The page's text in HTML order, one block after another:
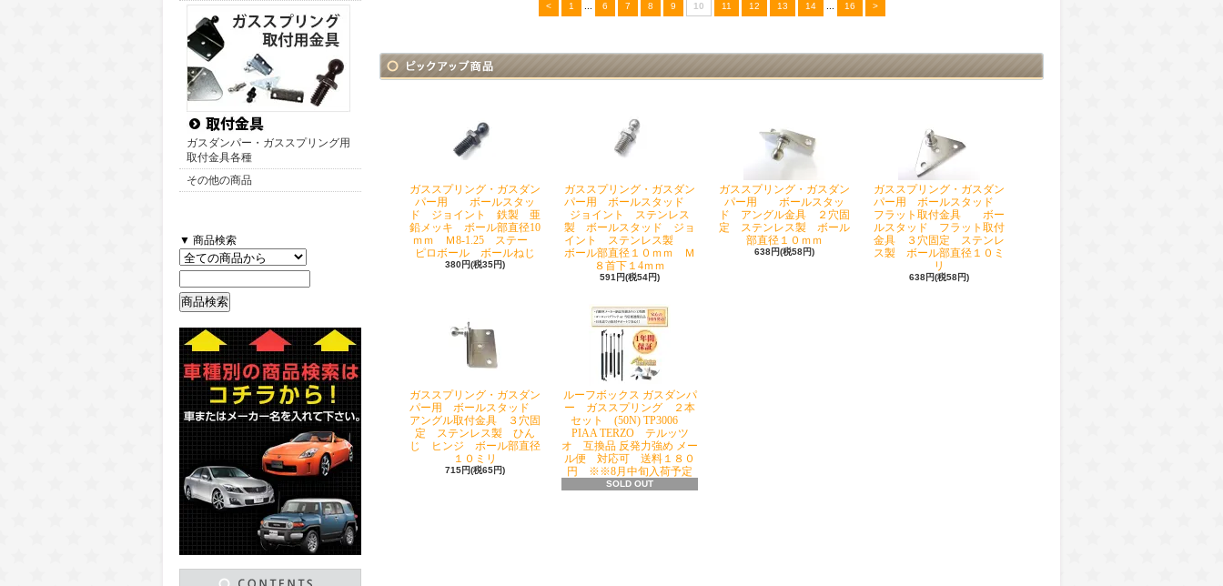
ガスダンパー・ガススプリング用
取付金具各種
その他の商品
▼ 商品検索
< 1 6 7 8 9 10 11 12 13 14 16 >
ガススプリング・ガスダン
パー用 ボールスタッ
ド ジョイント 鉄製 亜
鉛メッキ ボール部直径10
ｍｍ Ｍ8-1.25 ステー
ピロボール ボールねじ
380円(税35円)
ガススプリング・ガスダン
パー用 ボールスタッド
ジョイント ステンレス
製 ボールスタッド ジョ
イント ステンレス製
ボール部直径１０ｍｍ Ｍ
８首下１4ｍｍ
591円(税54円)
ガススプリング・ガスダン
パー用 ボールスタッ
ド アングル金具 ２穴固
定 ステンレス製 ボール
部直径１０ｍｍ
638円(税58円)
ガススプリング・ガスダン
パー用 ボールスタッド
フラット取付金具 ボー
ルスタッド フラット取付
金具 ３穴固定 ステンレ
ス製 ボール部直径１０ミ
リ
638円(税58円)
ガススプリング・ガスダン
パー用 ボールスタッド
アングル取付金具 ３穴固
定 ステンレス製 ひん
じ ヒンジ ボール部直径
１０ミリ
715円(税65円)
ルーフボックス ガスダンパ
ー ガススプリング ２本
セット (50N) TP3006
PIAA TERZO テルッツ
オ 互換品 反発力強め メー
ル便 対応可 送料１８０
円 ※※8月中旬入荷予定
SOLD OUT